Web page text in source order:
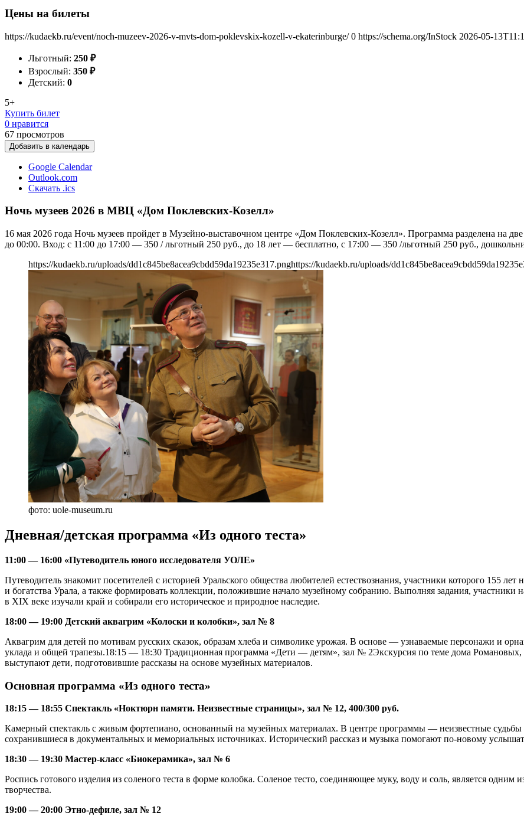
Цены на билеты
https://kudaekb.ru/event/noch-muzeev-2026-v-mvts-dom-poklevskix-kozell-v-ekaterinburge/ 0 https://schema.org/InStock 2026-05-
Льготный: 250 ₽
Взрослый: 350 ₽
Детский: 0
5+
Купить билет
0 нравится
67 просмотров
Добавить в календарь
Google Calendar
Outlook.com
Скачать .ics
Ночь музеев 2026 в МВЦ «Дом Поклевских-Козелл»
16 мая 2026 года Ночь музеев пройдет в Музейно-выставочном центре «Дом Поклевских-Козелл». Программа разделена на
до 00:00. Вход: с 11:00 до 17:00 — 350 / льготный 250 руб., до 18 лет — бесплатно, с 17:00 — 350 /льготный 250 руб.,
https://kudaekb.ru/uploads/dd1c845be8acea9cbdd59da19235e317.pnghttps://kudaekb.ru/uploads/
фото: uole-museum.ru
Дневная/детская программа «Из одного теста»
11:00 — 16:00 «Путеводитель юного исследователя УОЛЕ»
Путеводитель знакомит посетителей с историей Уральского общества любителей естествознания, участники которого 155 лет
и богатства Урала, а также формировать коллекции, положившие начало музейному собранию. Выполняя задания, участники
в XIX веке изучали край и собирали его историческое и природное наследие.
18:00 — 19:00 Детский аквагрим «Колоски и колобки», зал № 8
Аквагрим для детей по мотивам русских сказок, образам хлеба и символике урожая. В основе — узнаваемые персонажи и
уклада и общей трапезы.18:15 — 18:30 Традиционная программа «Дети — детям», зал № 2Экскурсия по теме дома
выступают дети, подготовившие рассказы на основе музейных материалов.
Основная программа «Из одного теста»
18:15 — 18:55 Спектакль «Ноктюрн памяти. Неизвестные страницы», зал № 12, 400/300 руб.
Камерный спектакль с живым фортепиано, основанный на музейных материалах. В центре программы — неизвестные судьбы
сохранившиеся в документальных и мемориальных источниках. Исторический рассказ и музыка помогают по-новому
18:30 — 19:30 Мастер-класс «Биокерамика», зал № 6
Роспись готового изделия из соленого теста в форме колобка. Соленое тесто, соединяющее муку, воду и соль, является
творчества.
19:00 — 20:00 Этно-дефиле, зал № 12